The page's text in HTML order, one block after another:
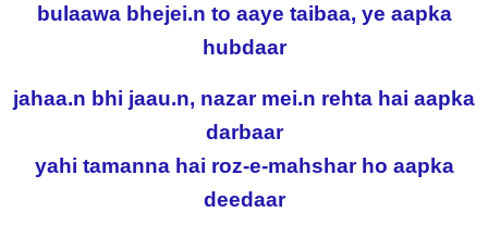
bulaawa bhejei.n to aaye taibaa, ye aapka
hubdaar
jahaa.n bhi jaau.n, nazar mei.n rehta hai aapka
darbaar
yahi tamanna hai roz-e-mahshar ho aapka
deedaar